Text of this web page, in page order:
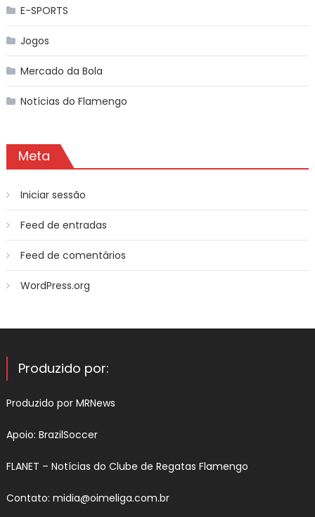
E-SPORTS
Jogos
Mercado da Bola
Notícias do Flamengo
Meta
Iniciar sessão
Feed de entradas
Feed de comentários
WordPress.org
Produzido por:
Produzido por MRNews
Apoio: BrazilSoccer
FLANET – Notícias do Clube de Regatas Flamengo
Contato: midia@oimeliga.com.br